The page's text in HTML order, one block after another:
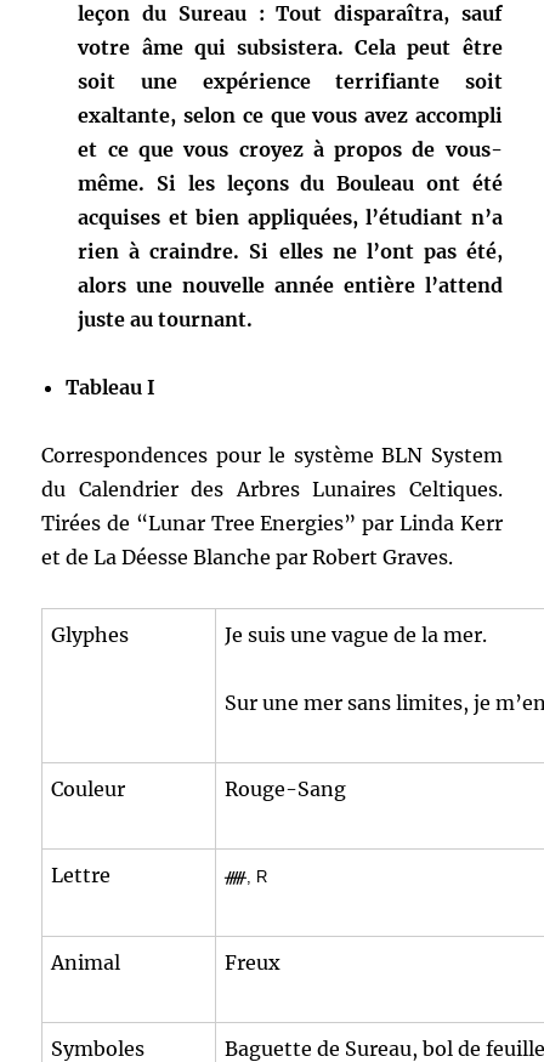
leçon du Sureau : Tout disparaîtra, sauf
votre âme qui subsistera. Cela peut être
soit une expérience terrifiante soit
exaltante, selon ce que vous avez accompli
et ce que vous croyez à propos de vous-
même. Si les leçons du Bouleau ont été
acquises et bien appliquées, l’étudiant n’a
rien à craindre. Si elles ne l’ont pas été,
alors une nouvelle année entière l’attend
juste au tournant.
Tableau I
Correspondences pour le système BLN System
du Calendrier des Arbres Lunaires Celtiques.
Tirées de “Lunar Tree Energies” par Linda Kerr
et de La Déesse Blanche par Robert Graves.
Glyphes Je suis une vague de la mer.
Sur une mer sans limites, je
Couleur Rouge-Sang
Lettre ᚏ , R
Animal Freux
Symboles
Baguette de Sureau, bol de